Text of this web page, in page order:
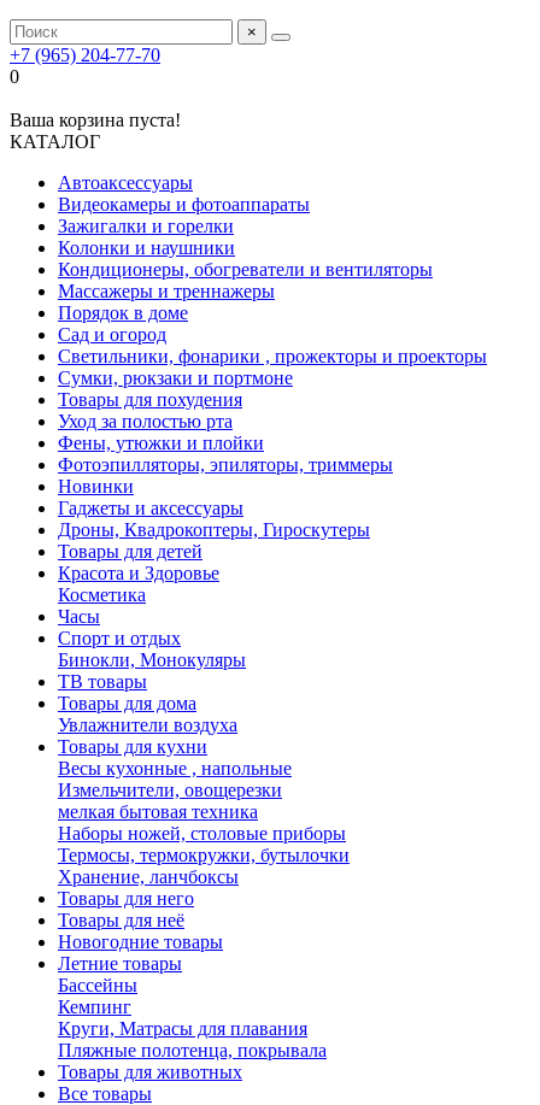
×
+7 (965) 204-77-70
0
Ваша корзина пуста!
КАТАЛОГ
Автоаксессуары
Видеокамеры и фотоаппараты
Зажигалки и горелки
Колонки и наушники
Кондиционеры, обогреватели и вентиляторы
Массажеры и треннажеры
Порядок в доме
Сад и огород
Светильники, фонарики , прожекторы и проекторы
Сумки, рюкзаки и портмоне
Товары для похудения
Уход за полостью рта
Фены, утюжки и плойки
Фотоэпилляторы, эпиляторы, триммеры
Новинки
Гаджеты и аксессуары
Дроны, Квадрокоптеры, Гироскутеры
Товары для детей
Красота и Здоровье
Косметика
Часы
Спорт и отдых
Бинокли, Монокуляры
ТВ товары
Товары для дома
Увлажнители воздуха
Товары для кухни
Весы кухонные , напольные
Измельчители, овощерезки
мелкая бытовая техника
Наборы ножей, столовые приборы
Термосы, термокружки, бутылочки
Хранение, ланчбоксы
Товары для него
Товары для неё
Новогодние товары
Летние товары
Бассейны
Кемпинг
Круги, Матрасы для плавания
Пляжные полотенца, покрывала
Товары для животных
Все товары